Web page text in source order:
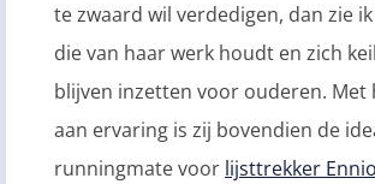
te zwaard wil verdedigen, dan zie
die van haar werk houdt en zich
blijven inzetten voor ouderen. Met
aan ervaring is zij bovendien de
runningmate voor lijsttrekker